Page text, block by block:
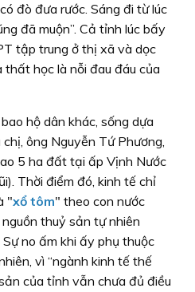
đò đưa rước. Sáng đi từ lúc
đã muộn”. Cả tỉnh lúc bấy
tập trung ở thị xã và dọc
thất học là nỗi đau đáu của
hộ dân khác, sống dựa
ông Nguyễn Tứ Phương,
5 ha đất tại ấp Vịnh Nước
Thời điểm đó, kinh tế chỉ
"xổ tôm" theo con nước
thuỷ sản tự nhiên
no ấm khi ấy phụ thuộc
vì “ngành kinh tế thế
của tỉnh vẫn chưa đủ điều